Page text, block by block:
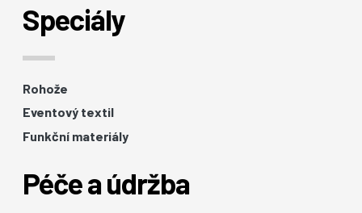
Speciály
Rohože
Eventový textil
Funkční materiály
Péče a údržba